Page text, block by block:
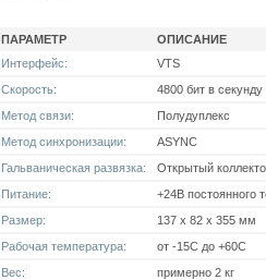
ПАРАМЕТР
ОПИСАНИЕ
Интерфейс:
VTS
Скорость:
4800 бит в секунду
Метод связи:
Полудуплекс
Метод синхронизации:
ASYNC
Гальваническая развязка:
Открытый
Питание:
+24В постоянного
Размер:
137 x 82 x 355 мм
Рабочая температура:
от -15С до +60С
Вес:
примерно 2 кг